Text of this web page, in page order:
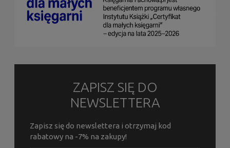
ZAPISZ SIĘ DO
NEWSLETTERA
Zapisz się do newslettera i otrzymaj kod
rabatowy na -7% na zakupy!